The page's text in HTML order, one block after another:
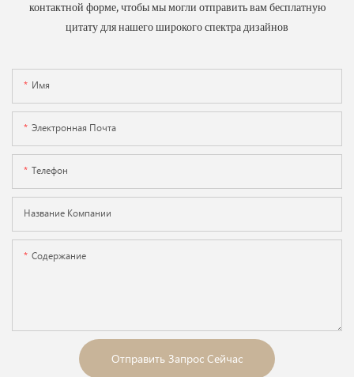
контактной форме, чтобы мы могли отправить вам бесплатную
цитату для нашего широкого спектра дизайнов
Имя
Электронная Почта
Телефон
Название Компании
Содержание
Отправить Запрос Сейчас